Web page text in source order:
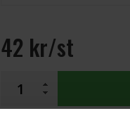
42 kr/st